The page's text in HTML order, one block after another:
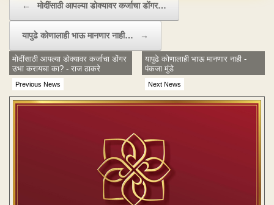
← मोदींसाठी आपल्या डोक्यावर कर्जाचा डोंगर…
यापुढे कोणालाही भाऊ मानणार नाही… →
Previous News
मोदींसाठी आपल्या डोक्यावर कर्जाचा डोंगर
उभा करायचा का? - राज ठाकरे
Next News
यापुढे कोणालाही भाऊ मानणार नाही -
पंकजा मुंडे